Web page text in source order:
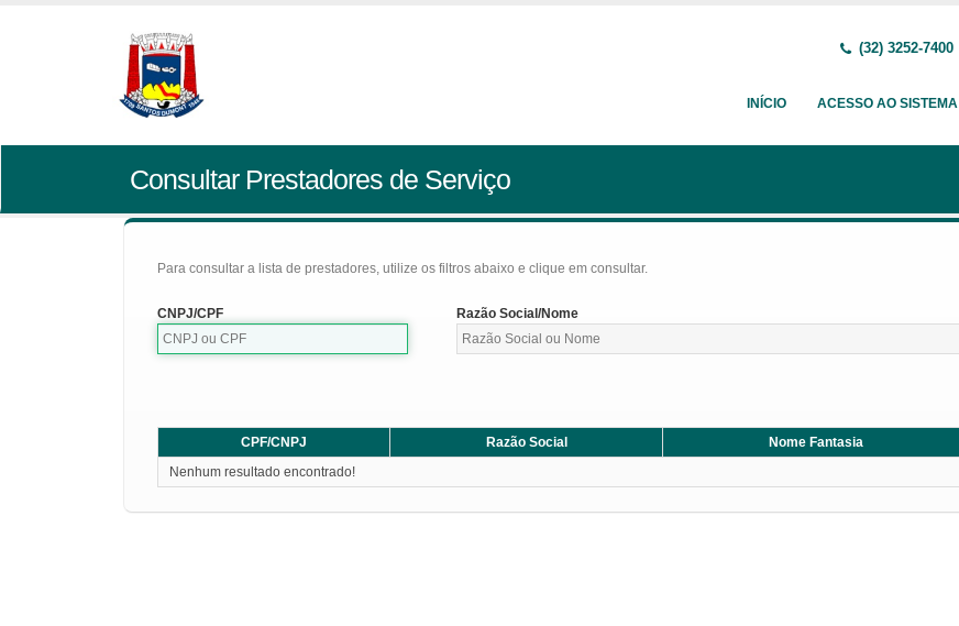
(32) 3252-7400
INÍCIO ACESSO AO SISTEMA
Consultar Prestadores de Serviço
Para consultar a lista de prestadores, utilize os filtros abaixo e clique em consultar.
CNPJ/CPF Razão Social/Nome
CPF/CNPJ Razão Social Nome Fantasia
Nenhum resultado encontrado!